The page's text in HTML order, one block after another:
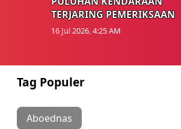
TERJARING PEMERIKSAAN
16 Jul 2026, 4:25 AM
Tag Populer
Aboednas